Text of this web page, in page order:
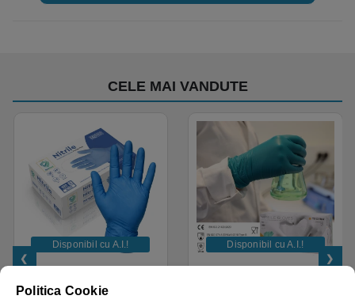
• Gama de culori conform HACCP
CELE MAI VANDUTE
Disponibil cu A.I.​!
albastre, de unica
Disponibil cu A.I.​!
Politica Cookie